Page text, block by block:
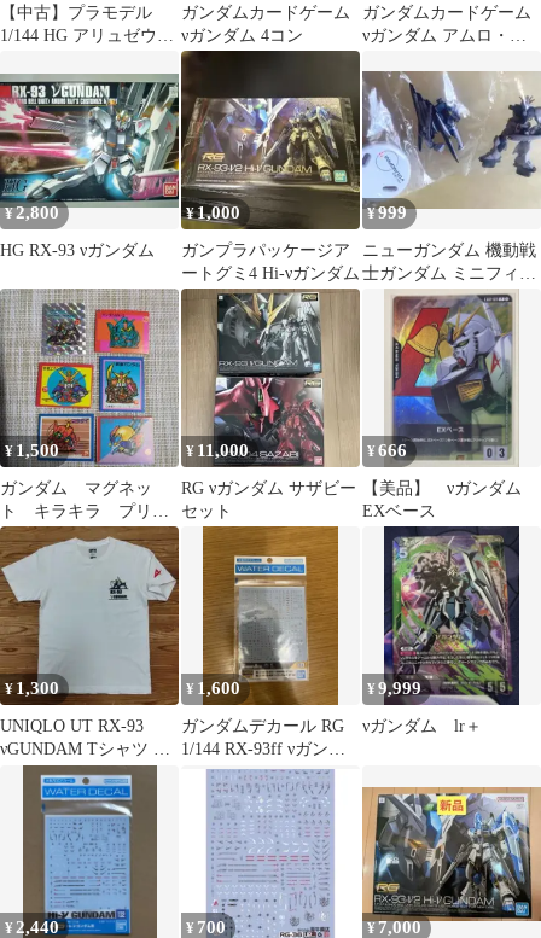
【中古】プラモデル
1/144 HG アリュゼウス
光のハサウェイ」
[5072030]
ガンダムカードゲーム
νガンダム 4コン
ガンダムカードゲーム
νガンダム アムロ・レ
¥2,800
HG RX-93 νガンダム
¥1,000
ガンプラパッケージア
ートグミ4 Hi-νガンダム
¥ 999
ニューガンダム 機動戦
士ガンダム ミニフィギ
ュアセレクション プラ
ス MS
¥1,500
ガンダム マグネッ
ト キラキラ プリズ
ム 当時物 νガンダム
¥ 11,000
RG νガンダム サザビー
セット
¥666
【美品】 νガンダム
EXベース
¥ 1,300
UNIQLO UT RX-93
νGUNDAM Tシャツ S
サイズ
¥ 1,600
ガンダムデカール RG
1/144 RX-93ff νガンダ
ム用 SP Ver.
¥9,999
νガンダム lr＋
¥ 2,440 ¥ 700 ¥7,000